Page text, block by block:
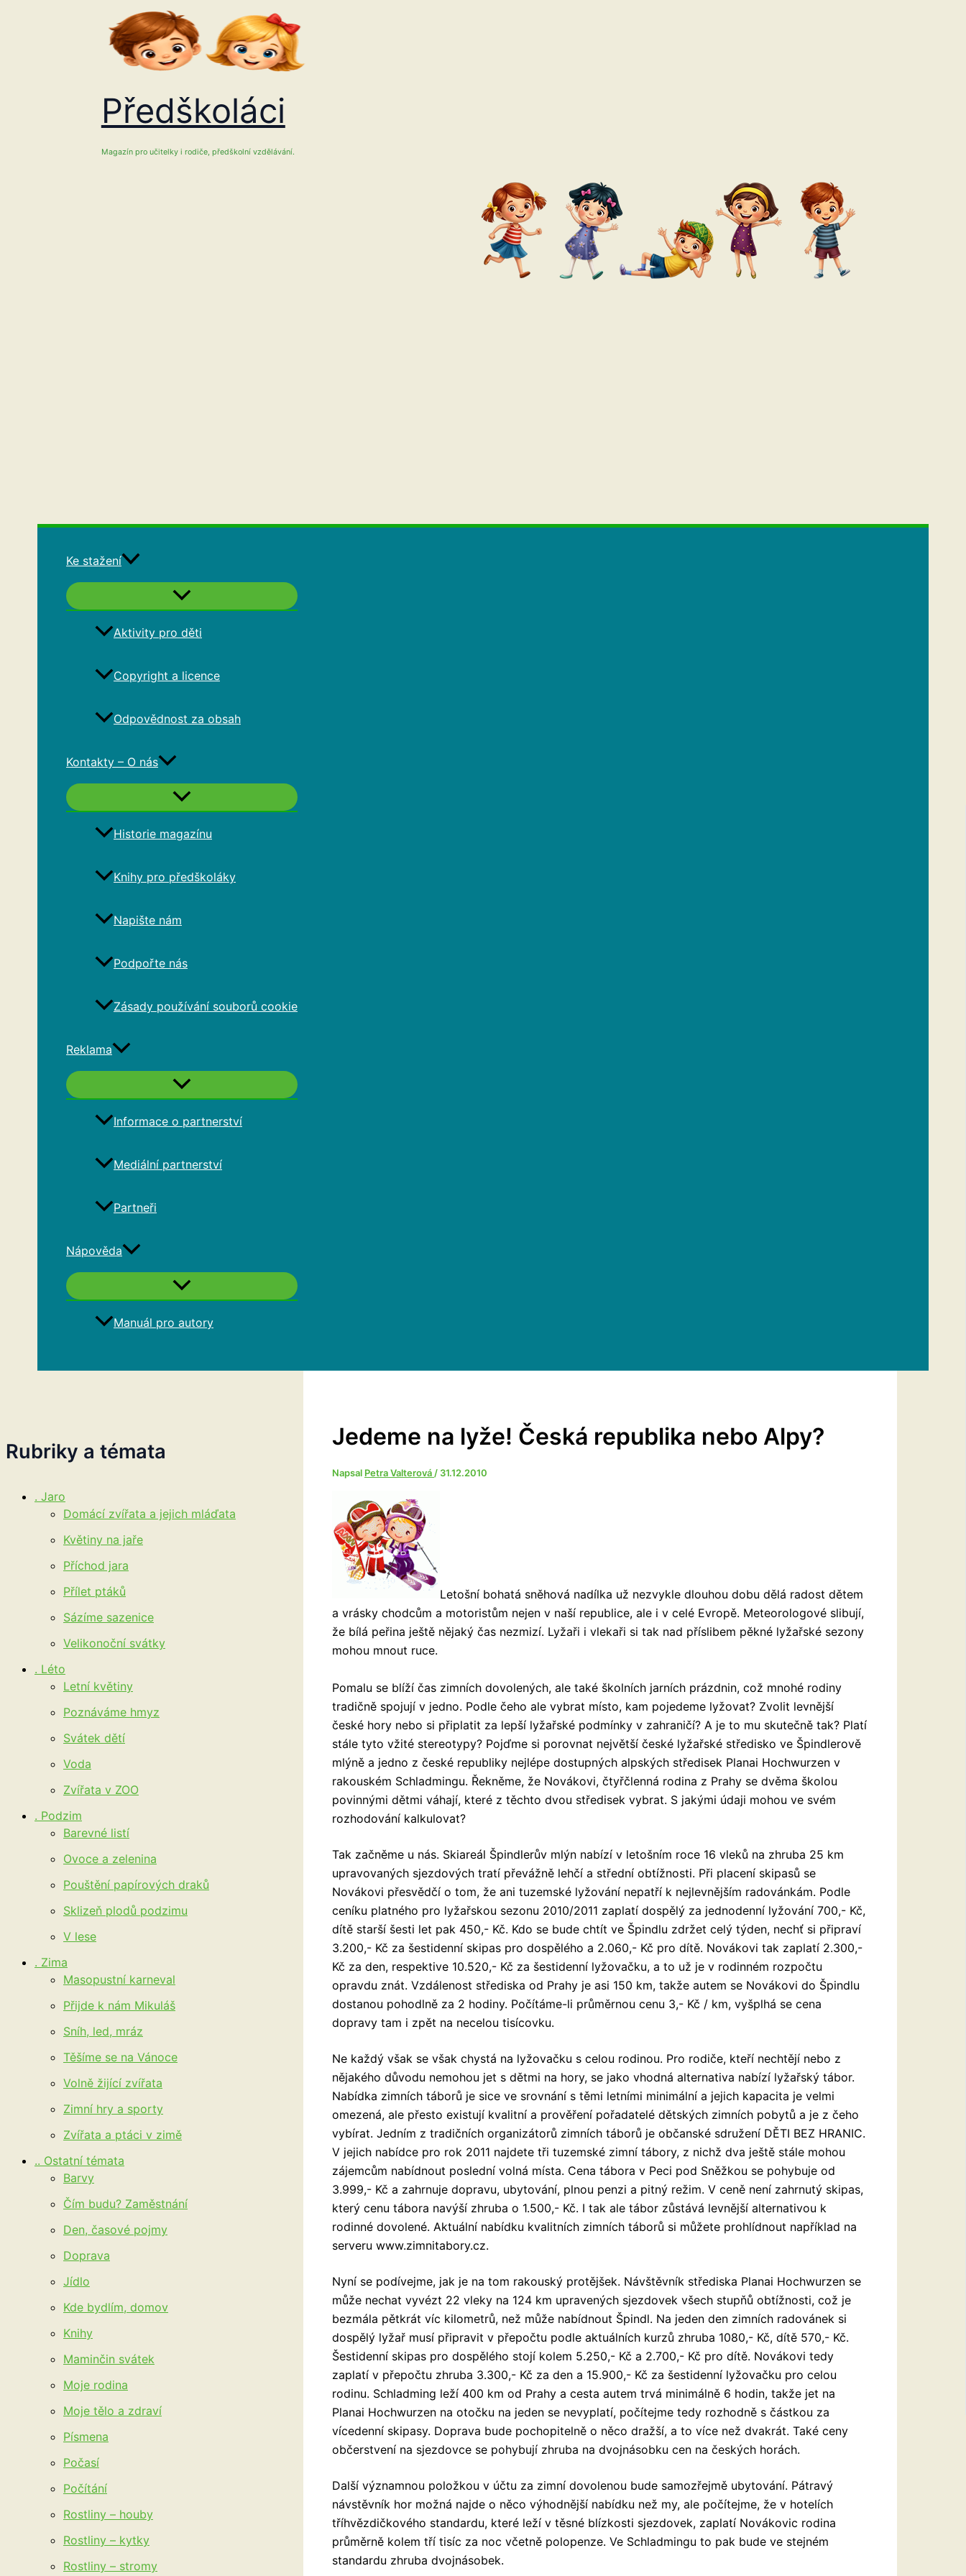
Předškoláci
Magazín pro učitelky i rodiče, předškolní vzdělávání.
Ke stažení
Aktivity pro děti
Copyright a licence
Odpovědnost za obsah
Kontakty – O nás
Historie magazínu
Knihy pro předškoláky
Napište nám
Podpořte nás
Zásady používání souborů cookie
Reklama
Informace o partnerství
Mediální partnerství
Partneři
Nápověda
Manuál pro autory
Rubriky a témata
. Jaro
Domácí zvířata a jejich mláďata
Květiny na jaře
Příchod jara
Přílet ptáků
Sázíme sazenice
Velikonoční svátky
. Léto
Letní květiny
Poznáváme hmyz
Svátek dětí
Voda
Zvířata v ZOO
. Podzim
Barevné listí
Ovoce a zelenina
Pouštění papírových draků
Sklizeň plodů podzimu
V lese
. Zima
Masopustní karneval
Přijde k nám Mikuláš
Sníh, led, mráz
Těšíme se na Vánoce
Volně žijící zvířata
Zimní hry a sporty
Zvířata a ptáci v zimě
.. Ostatní témata
Barvy
Čím budu? Zaměstnání
Den, časové pojmy
Doprava
Jídlo
Kde bydlím, domov
Knihy
Maminčin svátek
Moje rodina
Moje tělo a zdraví
Písmena
Počasí
Počítání
Rostliny – houby
Rostliny – kytky
Rostliny – stromy
Jedeme na lyže! Česká republika nebo Alpy?
Napsal Petra Valterová / 31.12.2010
Letošní bohatá sněhová nadílka už nezvykle dlouhou dobu dělá radost dětem
a vrásky chodcům a motoristům nejen v naší republice, ale i v celé Evropě. Meteorologové slibují,
že bílá peřina ještě nějaký čas nezmizí. Lyžaři i vlekaři si tak nad příslibem pěkné lyžařské sezony
mohou mnout ruce.
Pomalu se blíží čas zimních dovolených, ale také školních jarních prázdnin, což mnohé rodiny
tradičně spojují v jedno. Podle čeho ale vybrat místo, kam pojedeme lyžovat? Zvolit levnější
české hory nebo si připlatit za lepší lyžařské podmínky v zahraničí? A je to mu skutečně tak? Platí
stále tyto vžité stereotypy? Pojďme si porovnat největší české lyžařské středisko ve Špindlerově
mlýně a jedno z české republiky nejlépe dostupných alpských středisek Planai Hochwurzen v
rakouském Schladmingu. Řekněme, že Novákovi, čtyřčlenná rodina z Prahy se dvěma školou
povinnými dětmi váhají, které z těchto dvou středisek vybrat. S jakými údaji mohou ve svém
rozhodování kalkulovat?
Tak začněme u nás. Skiareál Špindlerův mlýn nabízí v letošním roce 16 vleků na zhruba 25 km
upravovaných sjezdových tratí převážně lehčí a střední obtížnosti. Při placení skipasů se
Novákovi přesvědčí o tom, že ani tuzemské lyžování nepatří k nejlevnějším radovánkám. Podle
ceníku platného pro lyžařskou sezonu 2010/2011 zaplatí dospělý za jednodenní lyžování 700,- Kč,
dítě starší šesti let pak 450,- Kč. Kdo se bude chtít ve Špindlu zdržet celý týden, nechť si připraví
3.200,- Kč za šestidenní skipas pro dospělého a 2.060,- Kč pro dítě. Novákovi tak zaplatí 2.300,-
Kč za den, respektive 10.520,- Kč za šestidenní lyžovačku, a to už je v rodinném rozpočtu
opravdu znát. Vzdálenost střediska od Prahy je asi 150 km, takže autem se Novákovi do Špindlu
dostanou pohodlně za 2 hodiny. Počítáme-li průměrnou cenu 3,- Kč / km, vyšplhá se cena
dopravy tam i zpět na necelou tisícovku.
Ne každý však se však chystá na lyžovačku s celou rodinou. Pro rodiče, kteří nechtějí nebo z
nějakého důvodu nemohou jet s dětmi na hory, se jako vhodná alternativa nabízí lyžařský tábor.
Nabídka zimních táborů je sice ve srovnání s těmi letními minimální a jejich kapacita je velmi
omezená, ale přesto existují kvalitní a prověření pořadatelé dětských zimních pobytů a je z čeho
vybírat. Jedním z tradičních organizátorů zimních táborů je občanské sdružení DĚTI BEZ HRANIC.
V jejich nabídce pro rok 2011 najdete tři tuzemské zimní tábory, z nichž dva ještě stále mohou
zájemcům nabídnout poslední volná místa. Cena tábora v Peci pod Sněžkou se pohybuje od
3.999,- Kč a zahrnuje dopravu, ubytování, plnou penzi a pitný režim. V ceně není zahrnutý skipas,
který cenu tábora navýší zhruba o 1.500,- Kč. I tak ale tábor zůstává levnější alternativou k
rodinné dovolené. Aktuální nabídku kvalitních zimních táborů si můžete prohlídnout například na
serveru www.zimnitabory.cz.
Nyní se podívejme, jak je na tom rakouský protějšek. Návštěvník střediska Planai Hochwurzen se
může nechat vyvézt 22 vleky na 124 km upravených sjezdovek všech stupňů obtížnosti, což je
bezmála pětkrát víc kilometrů, než může nabídnout Špindl. Na jeden den zimních radovánek si
dospělý lyžař musí připravit v přepočtu podle aktuálních kurzů zhruba 1080,- Kč, dítě 570,- Kč.
Šestidenní skipas pro dospělého stojí kolem 5.250,- Kč a 2.700,- Kč pro dítě. Novákovi tedy
zaplatí v přepočtu zhruba 3.300,- Kč za den a 15.900,- Kč za šestidenní lyžovačku pro celou
rodinu. Schladming leží 400 km od Prahy a cesta autem trvá minimálně 6 hodin, takže jet na
Planai Hochwurzen na otočku na jeden se nevyplatí, počítejme tedy rozhodně s částkou za
vícedenní skipasy. Doprava bude pochopitelně o něco dražší, a to více než dvakrát. Také ceny
občerstvení na sjezdovce se pohybují zhruba na dvojnásobku cen na českých horách.
Další významnou položkou v účtu za zimní dovolenou bude samozřejmě ubytování. Pátravý
návstěvník hor možná najde o něco výhodnější nabídku než my, ale počítejme, že v hotelích
tříhvězdičkového standardu, které leží v těsné blízkosti sjezdovek, zaplatí Novákovic rodina
průměrně kolem tří tisíc za noc včetně polopenze. Ve Schladmingu to pak bude ve stejném
standardu zhruba dvojnásobek.